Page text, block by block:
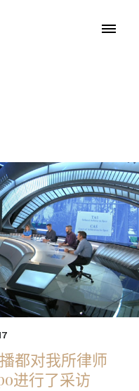
都对我所律师
进行了采访